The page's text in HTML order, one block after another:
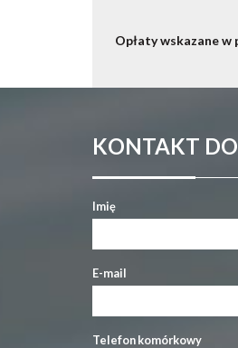
Opłaty wskazane
KONTAKT
Imię
E-mail
Telefon komórkowy